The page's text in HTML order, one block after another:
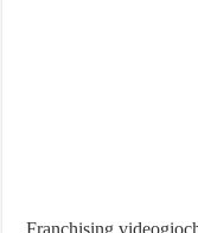
Franchising